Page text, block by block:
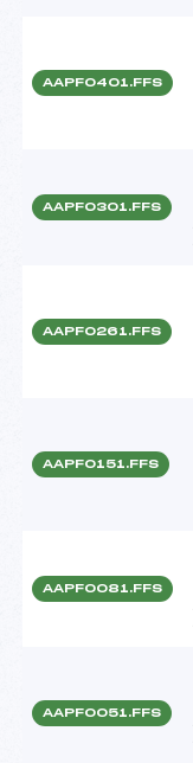
AAPF0401.FFS
AAPF0301.FFS
AAPF0261.FFS
AAPF0151.FFS
AAPF0081.FFS
AAPF0051.FFS